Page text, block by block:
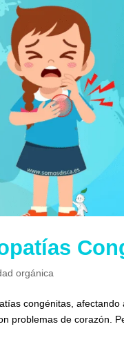
orgánica
congénitas,
problemas de corazón.